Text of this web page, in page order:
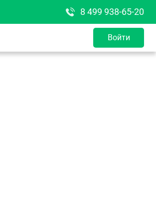
8 499 938-65-20
Войти